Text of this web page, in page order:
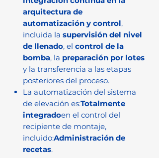
arquitectura de
automatización y control,
incluida la supervisión del nivel
de llenado, el control de la
bomba, la preparación por lotes
y la transferencia a las etapas
posteriores del proceso.
La automatización del sistema
de elevación es:Totalmente
integradoen el control del
recipiente de montaje,
incluido:Administración de
recetas.